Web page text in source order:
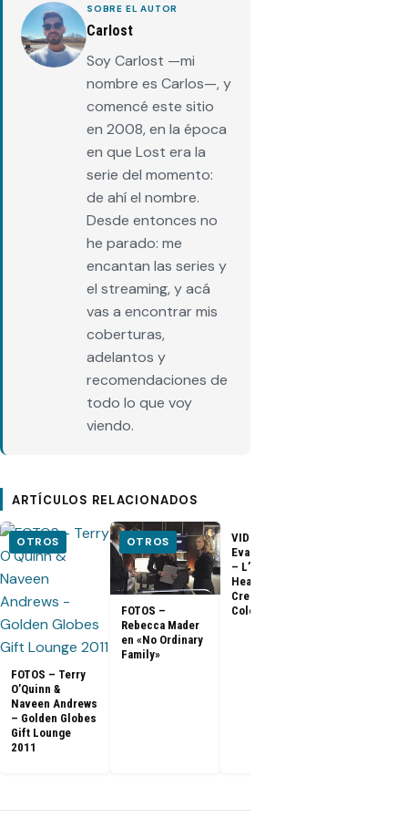
SOBRE EL AUTOR
Carlost
Soy Carlost —mi
nombre es Carlos—, y
comencé este sitio
en 2008, en la época
en que Lost era la
serie del momento:
de ahí el nombre.
Desde entonces no
he parado: me
encantan las series y
el streaming, y acá
vas a encontrar mis
coberturas,
adelantos y
recomendaciones de
todo lo que voy
viendo.
ARTÍCULOS RELACIONADOS
OTROS
FOTOS – Terry
O’Quinn &
Naveen Andrews
– Golden Globes
Gift Lounge
2011
OTROS
FOTOS –
Rebecca Mader
en «No Ordinary
Family»
VIDEO –
Evangeline Lilly
– L’Oreal
Healthy Look
Creme Gloss
Color [HD]